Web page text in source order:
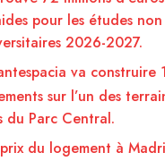
pour les études non
2026-2027.
va construire
sur l’un des
du Parc Central.
du logement à